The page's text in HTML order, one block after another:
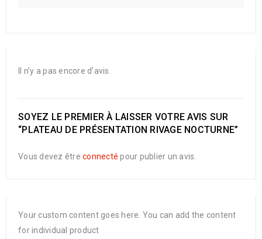
Il n’y a pas encore d’avis.
SOYEZ LE PREMIER À LAISSER VOTRE AVIS SUR
“PLATEAU DE PRÉSENTATION RIVAGE NOCTURNE”
Vous devez être connecté pour publier un avis.
Your custom content goes here. You can add the content
for individual product